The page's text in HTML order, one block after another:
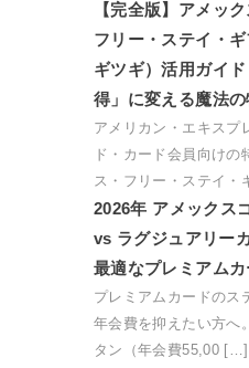
【完全版】アメッ
フリー・ステイ・
ギツギ）活用ガイ
得」に変える魔法
アメリカン・エキスプ
ド・カード会員向けの
ス・フリー・ステイ
2026年 アメックス
vs ラグジュアリー
最適なプレミアムカ
プレミアムカードのス
年会費を抑えたい方へ
タン（年会費55,00 […]